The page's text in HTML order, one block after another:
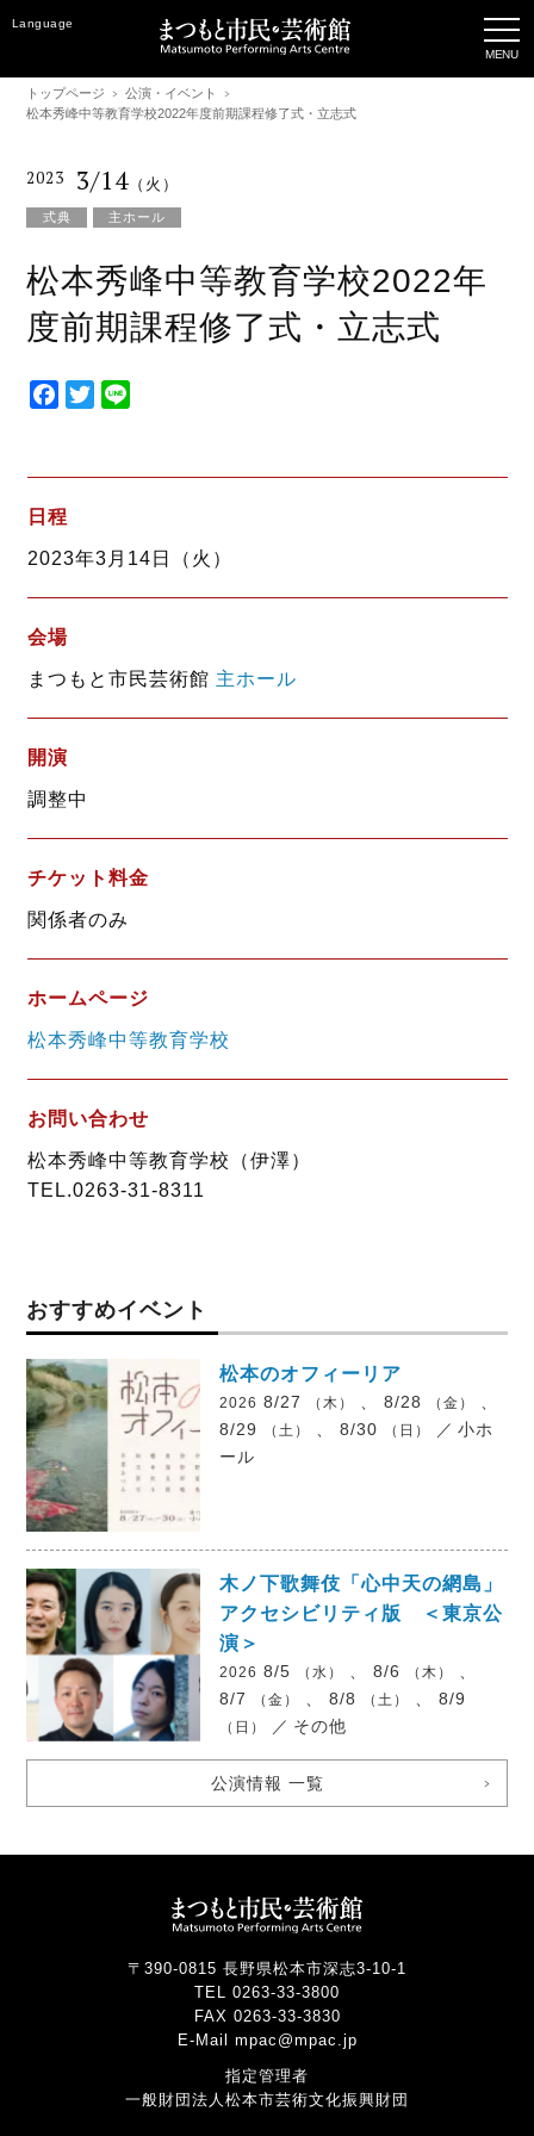
Language
トップページ
公演・イベント
松本秀峰中等教育学校2022年度前期課程修了式・立志式
2023 3/14 （火）
式典 主ホール
松本秀峰中等教育学校2022年
度前期課程修了式・立志式
F
e
b
o
k
T
t
r
e
日程
2023年3月14日（火）
会場
まつもと市民芸術館 主ホール
開演
調整中
チケット料金
関係者のみ
ホームページ
松本秀峰中等教育学校
お問い合わせ
松本秀峰中等教育学校（伊澤）
TEL.0263-31-8311
おすすめイベント
松本のオフィーリア
2026 8/27 （木） 、 8/28 （金）
8/29
（土） 、 8/30 （日） ／ 小ホ
ール
木ノ下歌舞伎「心中天の網島」
アクセシビリティ版 ＜東京公
演＞
2026 8/5 （水） 、 8/6 （木）
8/7
（金） 、 8/8 （土） 、 8/9
（日） ／ その他
公演情報 一覧
〒390-0815 長野県松本市深志3-10-1
TEL 0263-33-3800
FAX 0263-33-3830
E-Mail mpac@mpac.jp
指定管理者
一般財団法人松本市芸術文化振興財団